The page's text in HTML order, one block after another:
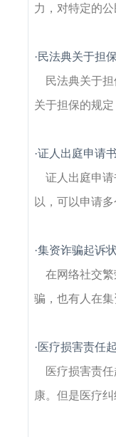
力，对特定的
·民法典关于担
民法典关于
关于担保的规
·证人出庭申请
证人出庭申
以，可以申请
·集资诈骗起诉
在网络社交
骗，也有人在
·医疗损害责任
医疗损害责
康。但是医疗